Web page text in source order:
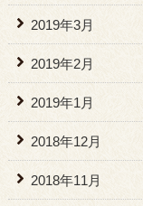
2019年3月
2019年2月
2019年1月
2018年12月
2018年11月